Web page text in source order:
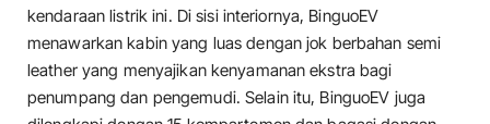
kendaraan listrik ini. Di sisi interiornya, BinguoEV
menawarkan kabin yang luas dengan jok berbahan semi
leather yang menyajikan kenyamanan ekstra bagi
penumpang dan pengemudi. Selain itu, BinguoEV juga